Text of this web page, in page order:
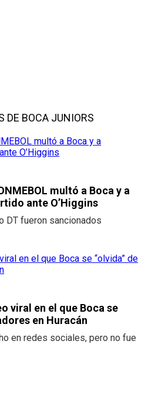
DE BOCA JUNIORS
multó a Boca y a
ante O’Higgins
DT fueron sancionados
viral en el que Boca se
en Huracán
en redes sociales, pero no fue